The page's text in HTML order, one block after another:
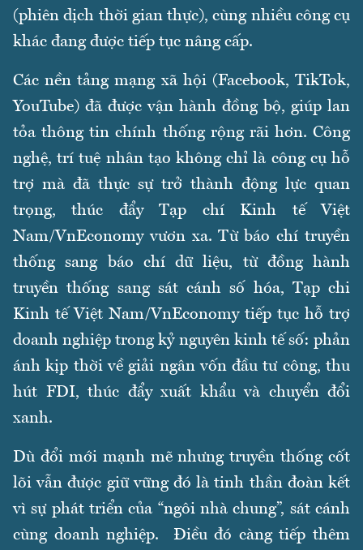
(phiên dịch thời gian thực), cùng nhiều công cụ
khác đang được tiếp tục nâng cấp.
Các nền tảng mạng xã hội (Facebook, TikTok,
YouTube) đã được vận hành đồng bộ, giúp lan
tỏa thông tin chính thống rộng rãi hơn. Công
nghệ, trí tuệ nhân tạo không chỉ là công cụ hỗ
trợ mà đã thực sự trở thành động lực quan
trọng, thúc đẩy Tạp chí Kinh tế Việt
Nam/VnEconomy vươn xa. Từ báo chí truyền
thống sang báo chí dữ liệu, từ đồng hành
truyền thống sang sát cánh số hóa, Tạp chi
Kinh tế Việt Nam/VnEconomy tiếp tục hỗ trợ
doanh nghiệp trong kỷ nguyên kinh tế số: phản
ánh kịp thời về giải ngân vốn đầu tư công, thu
hút FDI, thúc đẩy xuất khẩu và chuyển đổi
xanh.
Dù đổi mới mạnh mẽ nhưng truyền thống cốt
lõi vẫn được giữ vững đó là tinh thần đoàn kết
vì sự phát triển của “ngôi nhà chung”, sát cánh
cùng doanh nghiệp. Điều đó càng tiếp thêm